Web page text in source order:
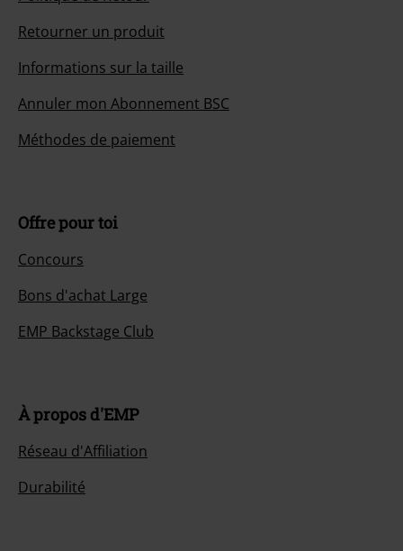
Retourner un produit
Informations sur la taille
Annuler mon Abonnement BSC
Méthodes de paiement
Offre pour toi
Concours
Bons d'achat Large
EMP Backstage Club
À propos d'EMP
Réseau d'Affiliation
Durabilité